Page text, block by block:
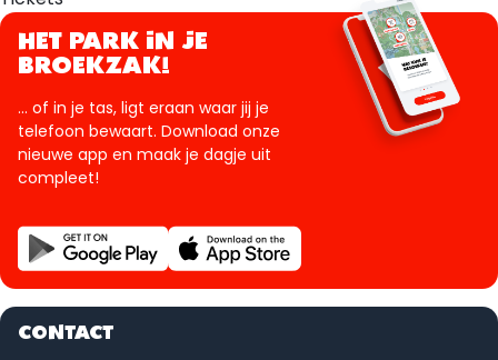
HET PARK IN JE
BROEKZAK!
... of in je tas, ligt eraan waar jij je
telefoon bewaart. Download onze
nieuwe app en maak je dagje uit
compleet!
CONTACT